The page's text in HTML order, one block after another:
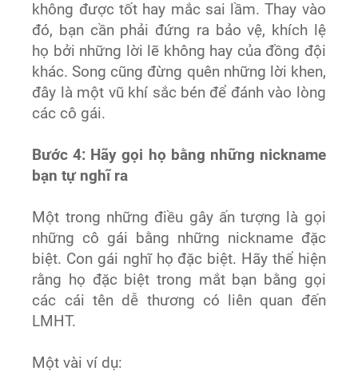
không được tốt hay mắc sai lầm. Thay vào
đó, bạn cần phải đứng ra bảo vệ, khích lệ
họ bởi những lời lẽ không hay của đồng đội
khác. Song cũng đừng quên những lời khen,
đây là một vũ khí sắc bén để đánh vào lòng
các cô gái.
Bước 4: Hãy gọi họ bằng những nickname
bạn tự nghĩ ra
Một trong những điều gây ấn tượng là gọi
những cô gái bằng những nickname đặc
biệt. Con gái nghĩ họ đặc biệt. Hãy thể hiện
rằng họ đặc biệt trong mắt bạn bằng gọi
các cái tên dễ thương có liên quan đến
LMHT.
Một vài ví dụ: